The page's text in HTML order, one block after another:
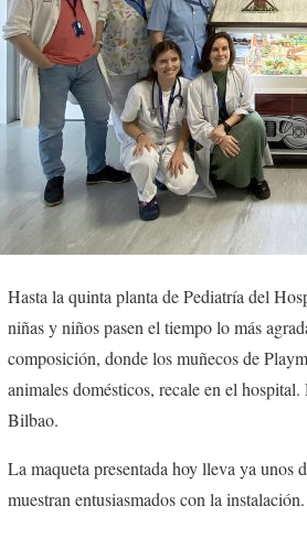
Hasta la quinta planta de Pediatría del
niñas y niños pasen el tiempo lo más
composición, donde los muñecos de
animales domésticos, recale en el
Bilbao.
La maqueta presentada hoy lleva ya unos
muestran entusiasmados con la